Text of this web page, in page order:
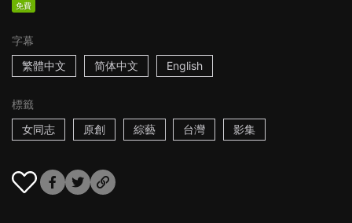
免費
字幕
繁體中文
简体中文 English
標籤
女同志
原創 綜藝 台灣 影集